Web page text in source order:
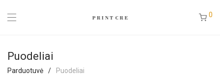
0
Puodeliai
Parduotuvė / Puodeliai